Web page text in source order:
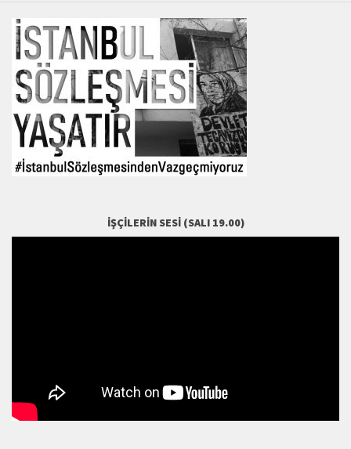
İŞÇILERIN SESI (SALI 19.00)